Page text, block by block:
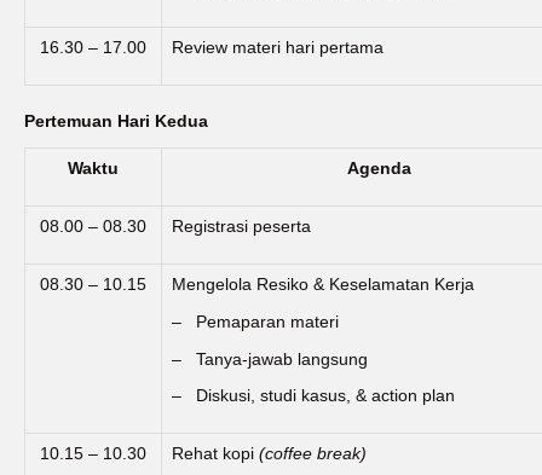
16.30 – 17.00 Review materi hari pertama
Pertemuan Hari Kedua
Waktu Agenda
08.00 – 08.30 Registrasi peserta
08.30 – 10.15 Mengelola Resiko & Keselamatan Kerja
– Pemaparan materi
– Tanya-jawab langsung
– Diskusi, studi kasus, & action plan
10.15 – 10.30 Rehat kopi (coffee break)